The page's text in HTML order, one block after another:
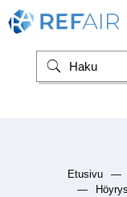
Etusivu —
—